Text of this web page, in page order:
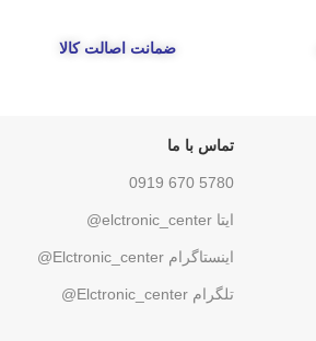
ضمانت اصالت کالا
تماس با ما
5780 670 0919
ایتا elctronic_center@
اینستاگرام Elctronic_center@
تلگرام Elctronic_center@